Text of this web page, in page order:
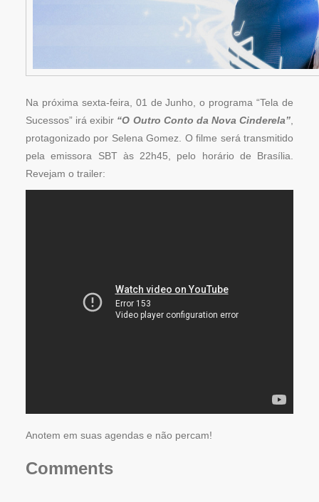
Na próxima sexta-feira, 01 de Junho, o programa “Tela de
Sucessos” irá exibir “O Outro Conto da Nova Cinderela”
protagonizado por Selena Gomez. O filme será transmitido
pela emissora SBT às 22h45, pelo horário de Brasília.
Revejam o trailer:
Anotem em suas agendas e não percam!
Comments